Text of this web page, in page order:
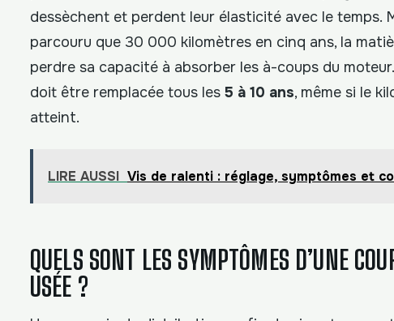
dessèchent et perdent leur élasticité avec le temps.
parcouru que 30 000 kilomètres en cinq ans, la
perdre sa capacité à absorber les à-coups du
doit être remplacée tous les 5 à 10 ans, même si le
atteint.
LIRE AUSSI Vis de ralenti : réglage, symptômes et
QUELS SONT LES SYMPTÔMES D’UNE
USÉE ?